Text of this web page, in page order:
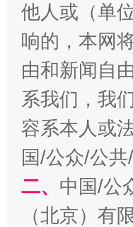
受贿1.44亿！段
他人或（单
响的，本网
由和新闻自
系我们，我
容系本人或
国/公众/公
二、 中国/公
（北京）有